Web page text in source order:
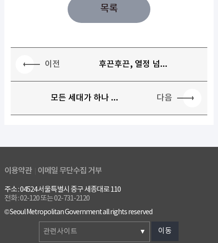
목록
이전 후끈후끈, 열정 넘...
모든 세대가 하나 ... 다음
이용약관 이메일 무단수집 거부
주소 : 04524 서울특별시 중구 세종대로 110
전화 : 02-120 또는 02-731-2120
© Seoul Metropolitan Government all rights reserved
관련사이트 이동